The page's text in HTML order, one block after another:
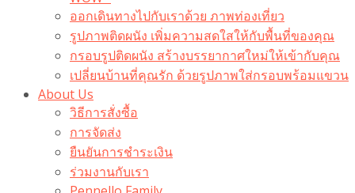
ออกเดินทางไปกับเราด้วย ภาพท่องเที่ยว
รูปภาพติดผนัง เพิ่มความสดใสให้กับพื้นที่ของคุณ
กรอบรูปติดผนัง สร้างบรรยากาศใหม่ให้เข้ากับคุณ
เปลี่ยนบ้านที่คุณรัก ด้วยรูปภาพใส่กรอบพร้อมแขวน​
About Us
วิธีการสั่งซื้อ
การจัดส่ง
ยืนยันการชำระเงิน
ร่วมงานกับเรา